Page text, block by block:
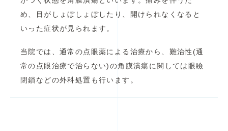
め、目がしょぼしょぼしたり、開けられなくなると
いった症状が見られます。
当院では、通常の点眼薬による治療から、難治性(通
常の点眼治療で治らない)の角膜潰瘍に関しては眼瞼
閉鎖などの外科処置も行います。